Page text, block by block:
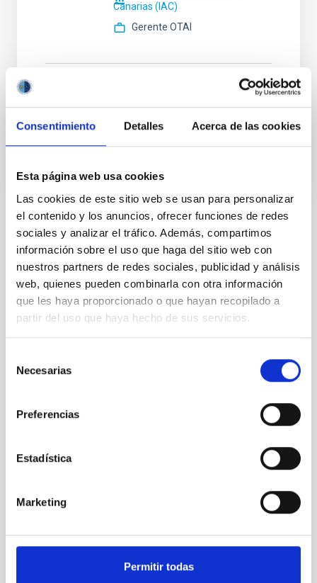
Consentimiento Detalles Acerca de las cookies
Esta página web usa cookies
Las cookies de este sitio web se usan para personalizar
el contenido y los anuncios, ofrecer funciones de redes
sociales y analizar el tráfico. Además, compartimos
información sobre el uso que haga del sitio web con
nuestros partners de redes sociales, publicidad y análisis
web, quienes pueden combinarla con otra información
que les haya proporcionado o que hayan recopilado a
partir del uso que haya hecho de sus servicios.
Necesarias
Preferencias
Estadística
Marketing
Permitir todas
Canarias (IAC)
Gerente OTAI
STATE
RESOLVED
PROFESSIONAL PROFILE
TECHNICIAN
REQUIRED DEGREE
MASTER'S DEGREE (QF-EHEA SECOND CYCLE)
SPECIALTY
PROMOTION
ANEXO III SOLICITUD